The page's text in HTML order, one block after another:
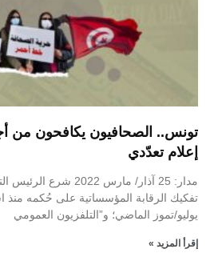
تونس.. الصحافيون يكافحون من
إعلام تعدّدي
مدار: 25 آذار/ مارس
تفكيك الرقابة المؤسساتية على حُكمه
يوليو/تموز الماضي؛ و”التلفزيون العمومي
إقرأ المزيد »